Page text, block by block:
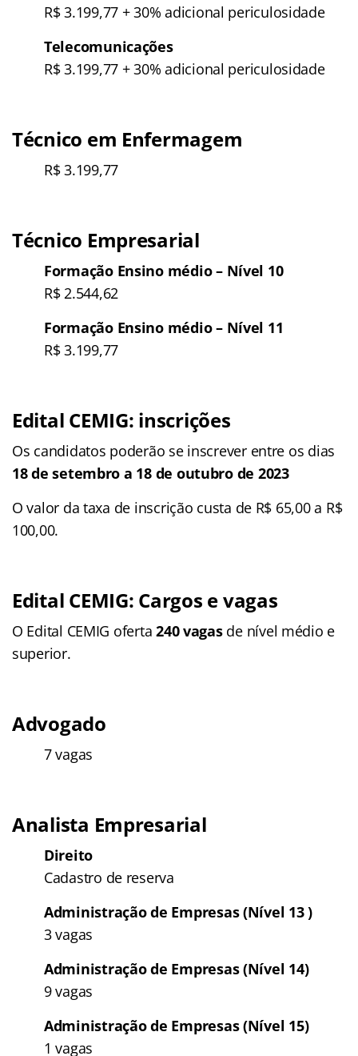
R$ 3.199,77 + 30% adicional periculosidade
Telecomunicações
R$ 3.199,77 + 30% adicional periculosidade
Técnico em Enfermagem
R$ 3.199,77
Técnico Empresarial
Formação Ensino médio – Nível 10
R$ 2.544,62
Formação Ensino médio – Nível 11
R$ 3.199,77
Edital CEMIG: inscrições
Os candidatos poderão se inscrever entre os dias
18 de setembro a 18 de outubro de 2023
O valor da taxa de inscrição custa de R$ 65,00 a R$
100,00.
Edital CEMIG: Cargos e vagas
O Edital CEMIG oferta240 vagasde nível médio e
superior.
Advogado
7 vagas
Analista Empresarial
Direito
Cadastro de reserva
Administração de Empresas (Nível 13 )
3 vagas
Administração de Empresas (Nível 14)
9 vagas
Administração de Empresas (Nível 15)
1 vagas